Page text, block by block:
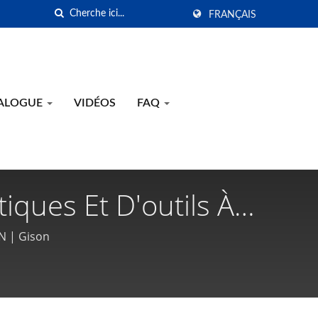
FRANÇAIS
VIDÉOS FAQ
Et D'outils À
Gison
| Gison